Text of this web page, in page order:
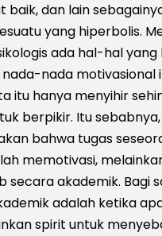
dan lain
yang hiperbolis.
ada hal-hal yang
nada motivasional
itu hanya menyihir
berpikir. Itu
bahwa tugas
memotivasi,
secara akademik. Bagi
adalah ketika
spirit untuk